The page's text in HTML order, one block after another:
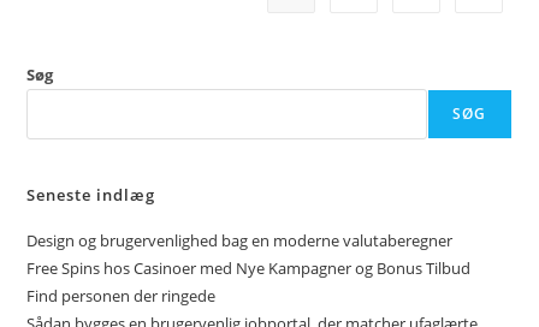
Søg
SØG
Seneste indlæg
Design og brugervenlighed bag en moderne valutaberegner
Free Spins hos Casinoer med Nye Kampagner og Bonus Tilbud
Find personen der ringede